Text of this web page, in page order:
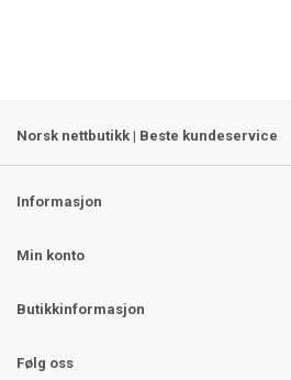
Norsk nettbutikk | Beste kundeservice
Informasjon
Min konto
Butikkinformasjon
Følg oss